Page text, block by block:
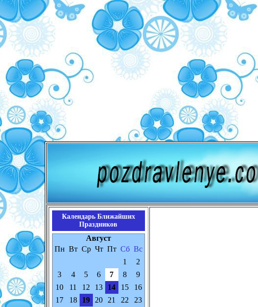
Календарь Ближайших
Праздников
Август
Пн Вт Ср Чт Пт Сб Вс
1
2
3
4 5 6 7 8
9
10
11 12 13 14 15
16
17
18 19 20 21 22
23